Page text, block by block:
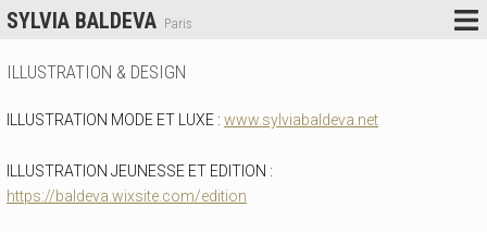
SYLVIA BALDEVA Paris
ILLUSTRATION & DESIGN
ILLUSTRATION MODE ET LUXE : www.sylviabaldeva.net
ILLUSTRATION JEUNESSE ET EDITION :
https://baldeva.wixsite.com/edition